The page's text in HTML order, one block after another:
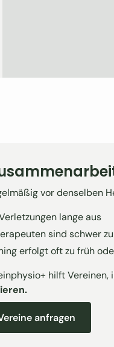
vor denselben
lange aus
sind schwer
erfolgt oft zu früh
hilft Vereinen,
anfragen
anfragen